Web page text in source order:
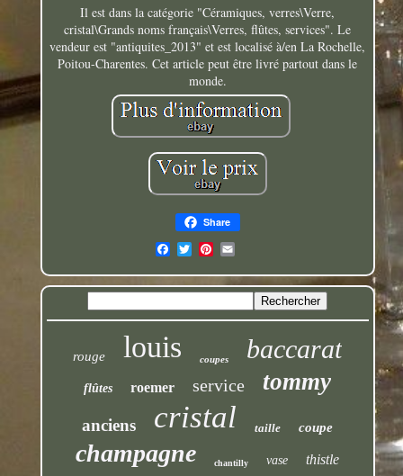
Il est dans la catégorie "Céramiques, verres\Verre,
cristal\Grands noms français\Verres, flûtes, services". Le
vendeur est "antiquites_2013" et est localisé à/en La Rochelle,
Poitou-Charentes. Cet article peut être livré partout dans le
monde.
Share
rouge louis coupes baccarat
flûtes roemer service tommy
anciens cristal taille coupe
champagne chantilly vase thistle